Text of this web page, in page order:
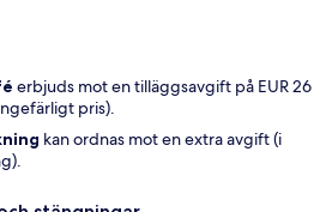
erbjuds mot en tilläggsavgift på EUR 26
pris).
kan ordnas mot en extra avgift (i